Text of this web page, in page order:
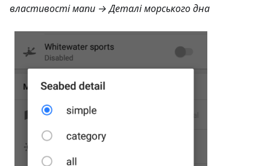
властивості мапи → Деталі морського дна